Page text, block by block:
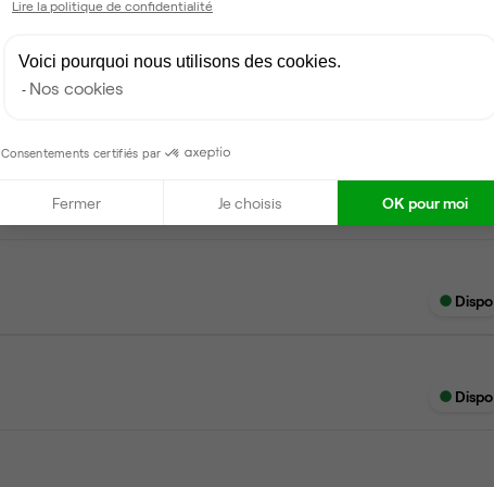
Dispo
Dispo
Lire la politique de confidentialité
Voici pourquoi nous utilisons des cookies.
Nos cookies
Consentements certifiés par
Fermer Je choisis OK pour moi